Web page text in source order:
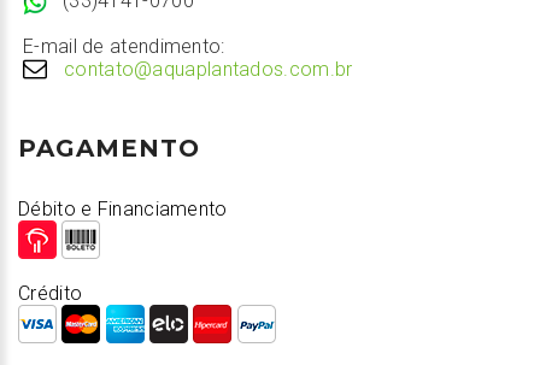
E-mail de atendimento:
contato@aquaplantados.com.br
PAGAMENTO
Débito e Financiamento
Crédito